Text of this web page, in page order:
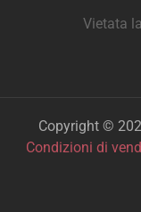
Vietata
Copyright ©
Condizioni di